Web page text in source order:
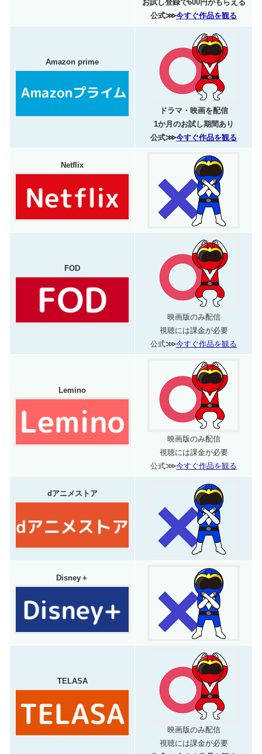
お試し登録で600円がもらえる
公式⋙今すぐ作品を観る
Amazon prime
ドラマ・映画を配信
1か月のお試し期間あり
公式⋙今すぐ作品を観る
Netflix
FOD
映画版のみ配信
視聴には課金が必要
公式⋙今すぐ作品を観る
Lemino
映画版のみ配信
視聴には課金が必要
公式⋙今すぐ作品を観る
dアニメストア
Disney＋
TELASA
映画版のみ配信
視聴には課金が必要